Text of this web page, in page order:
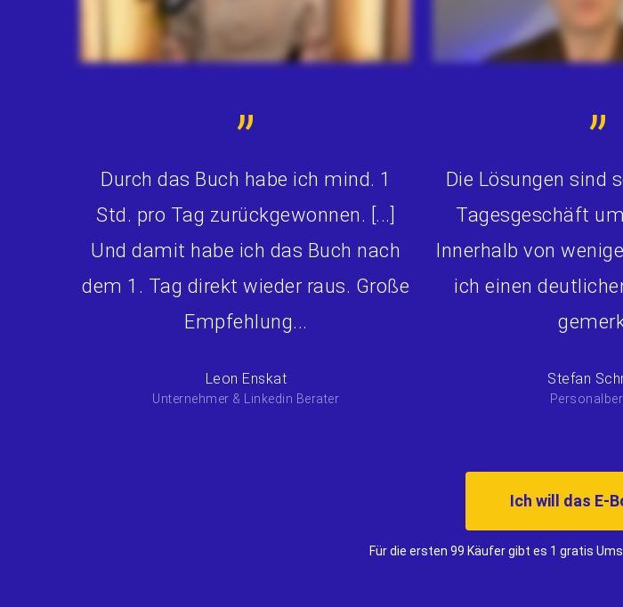
”
Durch das Buch habe ich mind. 1
Std. pro Tag zurückgewonnen. [...]
Und damit habe ich das Buch nach
dem 1. Tag direkt wieder raus. Große
Empfehlung...
Leon Enskat
Unternehmer & Linkedin Berater
”
Die Lösungen sind
Tagesgeschäft
Innerhalb von
ich einen
Stefan
Ich will das E-
Für die ersten 99 Käufer gibt es 1 gratis